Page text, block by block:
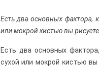
Есть два основных фактора,
или мокрой кистью вы рисуете.
Есть два основных
сухой или мокрой кистью